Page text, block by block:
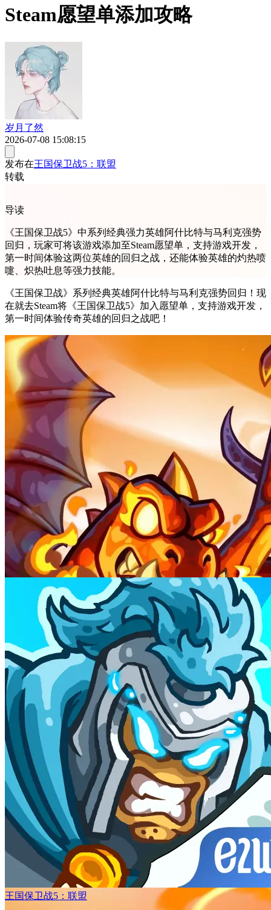
Steam愿望单添加攻略
岁月了然
2026-07-08 15:08:15
发布在王国保卫战5：联盟
转载
导读
《王国保卫战5》中系列经典强力英雄阿什比特与马利克强势
回归，玩家可将该游戏添加至Steam愿望单，支持游戏开发，
第一时间体验这两位英雄的回归之战，还能体验英雄的灼热喷
嚏、炽热吐息等强力技能。
《王国保卫战》系列经典英雄阿什比特与马利克强势回归！现
在就去Steam将《王国保卫战5》加入愿望单，支持游戏开发，
第一时间体验传奇英雄的回归之战吧！
王国保卫战5：联盟